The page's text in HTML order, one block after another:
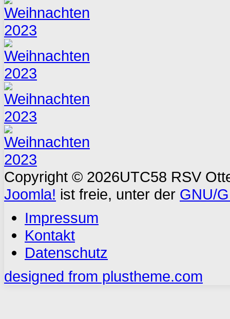
Copyright © 2026UTC58 RSV
Joomla! ist freie, unter der GNU/
Impressum
Kontakt
Datenschutz
designed from plustheme.com